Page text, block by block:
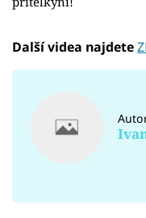
Další videa najdete